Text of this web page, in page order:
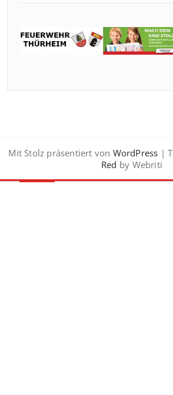
Mit Stolz präsentiert von WordPress |
Red by Webriti